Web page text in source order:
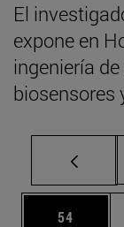
El
expone en
ingeniería
biosensores
Página
54